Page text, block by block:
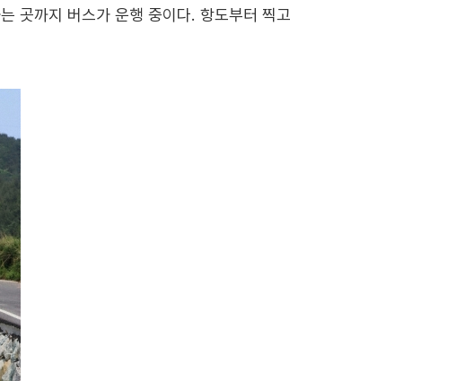
곳까지 버스가 운행 중이다. 항도부터 찍고